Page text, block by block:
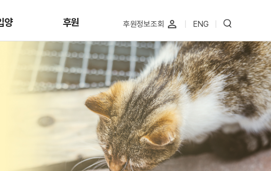
양 후원 후원정보조회 perm_identity ENG